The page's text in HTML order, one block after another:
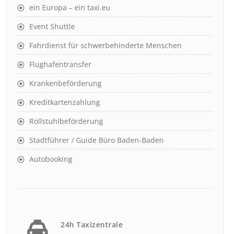
ein Europa – ein taxi.eu
Event Shuttle
Fahrdienst für schwerbehinderte Menschen
Flughafentransfer
Krankenbeförderung
Kreditkartenzahlung
Rollstuhlbeförderung
Stadtführer / Guide Büro Baden-Baden
Autobooking
24h Taxizentrale